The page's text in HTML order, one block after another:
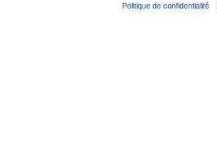
Politique de confidentialité